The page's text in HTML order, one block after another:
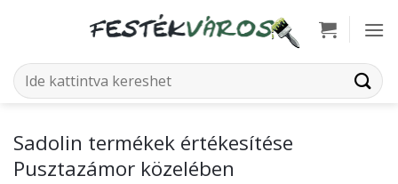
Keresés
a
Sadolin termékek értékesítése
Pusztazámor közelében